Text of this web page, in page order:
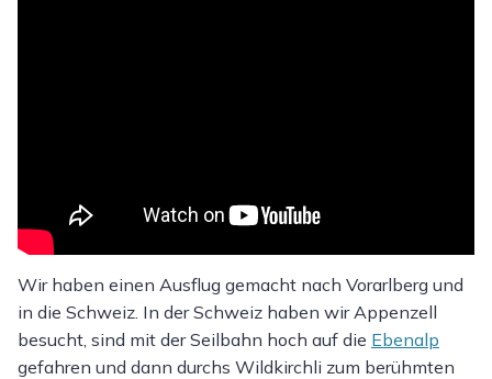
Wir haben einen Ausflug gemacht nach Vorarlberg und
in die Schweiz. In der Schweiz haben wir Appenzell
besucht, sind mit der Seilbahn hoch auf die Ebenalp
gefahren und dann durchs Wildkirchli zum berühmten